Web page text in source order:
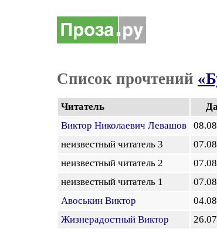
Список прочтений
Читатель
Виктор Николаевич Левашов
неизвестный читатель 3
неизвестный читатель 2
неизвестный читатель 1
Авоськин Виктор
Жизнерадостный Виктор